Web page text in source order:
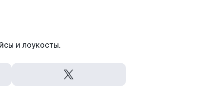
и лоукосты.